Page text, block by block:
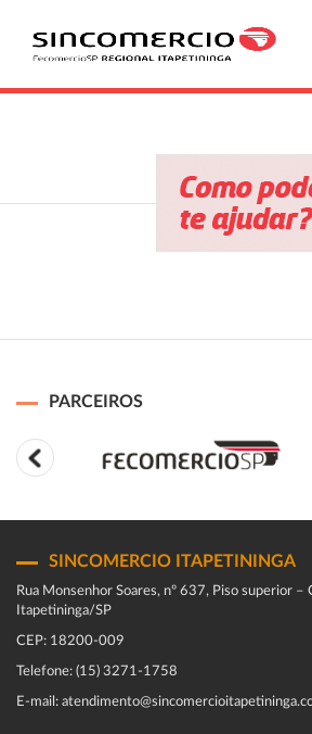
PARCEIROS
SINCOMERCIO ITAPETININGA
Rua Monsenhor Soares, nº 637, Piso superior –
Itapetininga/SP
CEP: 18200-009
Telefone: (15) 3271-1758
E-mail: